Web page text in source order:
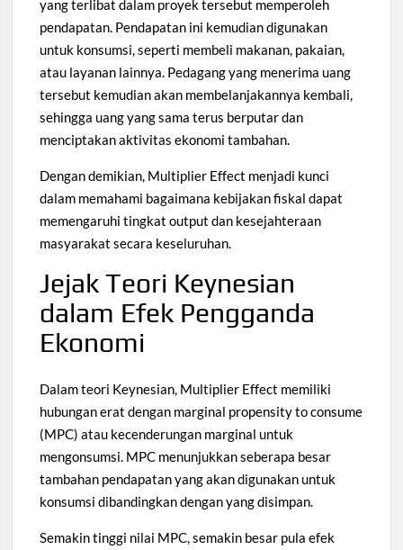
yang terlibat dalam proyek tersebut memperoleh
pendapatan. Pendapatan ini kemudian digunakan
untuk konsumsi, seperti membeli makanan, pakaian,
atau layanan lainnya. Pedagang yang menerima uang
tersebut kemudian akan membelanjakannya kembali,
sehingga uang yang sama terus berputar dan
menciptakan aktivitas ekonomi tambahan.
Dengan demikian, Multiplier Effect menjadi kunci
dalam memahami bagaimana kebijakan fiskal dapat
memengaruhi tingkat output dan kesejahteraan
masyarakat secara keseluruhan.
Jejak Teori Keynesian
dalam Efek Pengganda
Ekonomi
Dalam teori Keynesian, Multiplier Effect memiliki
hubungan erat dengan marginal propensity to consume
(MPC) atau kecenderungan marginal untuk
mengonsumsi. MPC menunjukkan seberapa besar
tambahan pendapatan yang akan digunakan untuk
konsumsi dibandingkan dengan yang disimpan.
Semakin tinggi nilai MPC, semakin besar pula efek